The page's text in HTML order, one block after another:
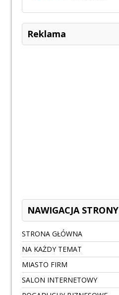
Reklama
NAWIGACJA STRONY
STRONA GŁÓWNA
NA KAŻDY TEMAT
MIASTO FIRM
SALON INTERNETOWY